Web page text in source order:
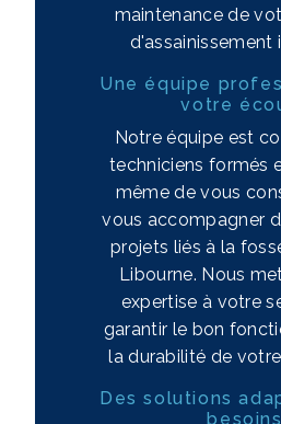
maintenance de
d'assainissement
Une équipe
votre
Notre équipe est
techniciens formés
même de vous
vous accompagner
projets liés à la
Libourne. Nous
expertise à votre
garantir le bon
la durabilité de
Des solutions
besoins